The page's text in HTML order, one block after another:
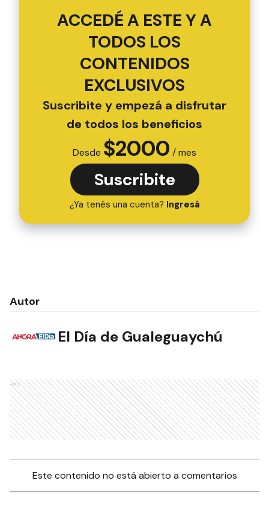
ACCEDÉ A ESTE Y A
TODOS LOS
CONTENIDOS
EXCLUSIVOS
Suscribite y empezá a disfrutar
de todos los beneficios
Desde $2000 / mes
Suscribite
¿Ya tenés una cuenta? Ingresá
Autor
El Día de Gualeguaychú
Ads
Este contenido no está abierto a comentarios